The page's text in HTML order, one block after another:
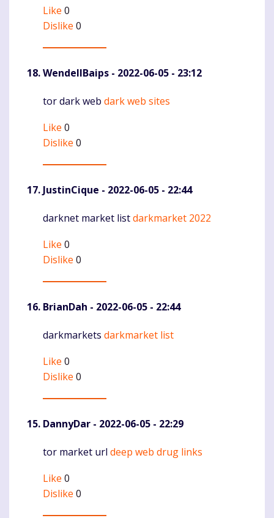
Like 0
Dislike 0
WendellBaips - 2022-06-05 - 23:12
Komentaras
tor dark web dark web sites
Like 0
Dislike 0
JustinCique - 2022-06-05 - 22:44
Komentaras
darknet market listdarkmarket 2022
Like 0
Dislike 0
BrianDah - 2022-06-05 - 22:44
Komentaras
darkmarkets darkmarket list
Like 0
Dislike 0
DannyDar - 2022-06-05 - 22:29
Komentaras
tor market url deep web drug links
Like 0
Dislike 0